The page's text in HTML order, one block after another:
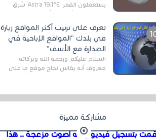
يستعملون القمر Astra 19.1°E شرق
قنوات مميزة جدا تنقل العديد من البرامج
اله...
تعرف على ترتيب أكثر المواقع زيارة
في بلدك "المواقع الإباحية في
الصدارة مع الأسف"
السلام عليكم ورحمة الله وبركاته
معروف أنه يقاس نجاح موقع ما على
في...
مشاركة مميزة
بتسجيل فيديو وفيه أصوت مزعجة .. هذا